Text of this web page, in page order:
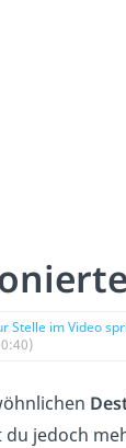
Stelle im Video
du jedoch